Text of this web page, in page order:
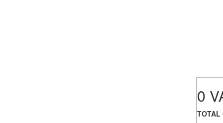
0
TOTAL